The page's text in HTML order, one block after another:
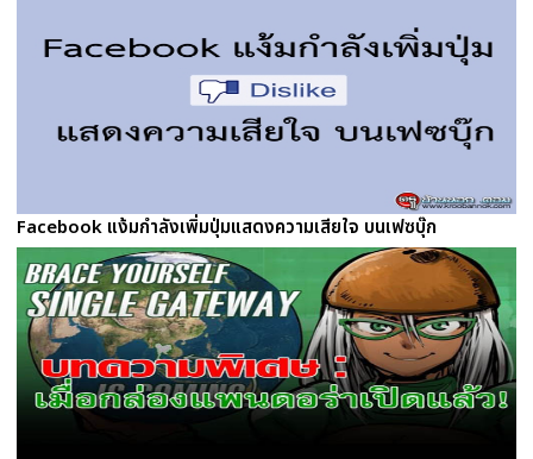
Facebook แง้มกำลังเพิ่มปุ่มแสดงความเสียใจ บนเฟซบุ๊ก